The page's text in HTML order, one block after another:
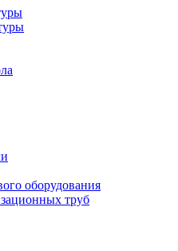
оборудования
труб